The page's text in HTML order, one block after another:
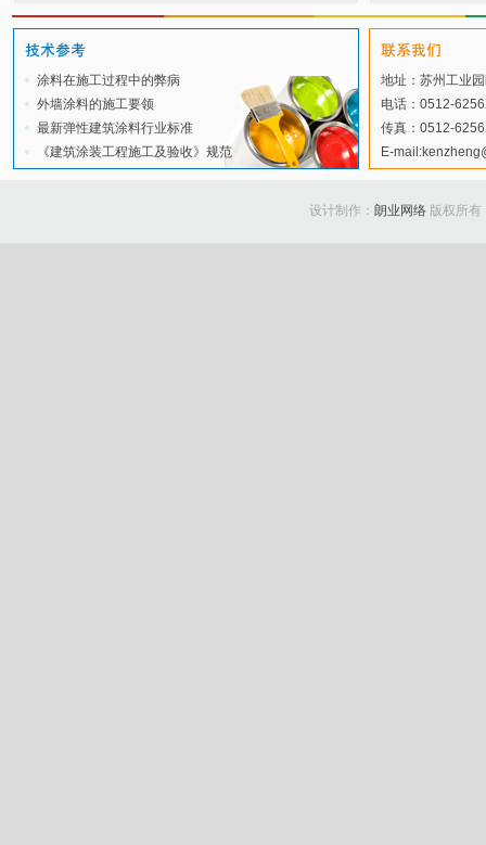
涂料在施工过程中的弊病
外墙涂料的施工要领
最新弹性建筑涂料行业标准
《建筑涂装工程施工及验收》规范
地址：苏州工业
电话：0512-
传真：0512-
E-
设计制作： 朗业网络 版权所